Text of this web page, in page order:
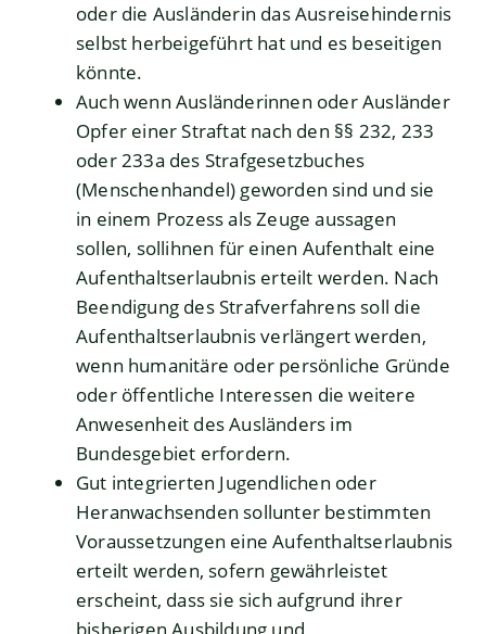
oder die Ausländerin das Ausreisehindernis
selbst herbeigeführt hat und es beseitigen
könnte.
Auch wenn Ausländerinnen oder Ausländer
Opfer einer Straftat nach den §§ 232, 233
oder 233a des Strafgesetzbuches
(Menschenhandel) geworden sind und sie
in einem Prozess als Zeuge aussagen
sollen, sollihnen für einen Aufenthalt eine
Aufenthaltserlaubnis erteilt werden. Nach
Beendigung des Strafverfahrens soll die
Aufenthaltserlaubnis verlängert werden,
wenn humanitäre oder persönliche Gründe
oder öffentliche Interessen die weitere
Anwesenheit des Ausländers im
Bundesgebiet erfordern.
Gut integrierten Jugendlichen oder
Heranwachsenden sollunter bestimmten
Voraussetzungen eine Aufenthaltserlaubnis
erteilt werden, sofern gewährleistet
erscheint, dass sie sich aufgrund ihrer